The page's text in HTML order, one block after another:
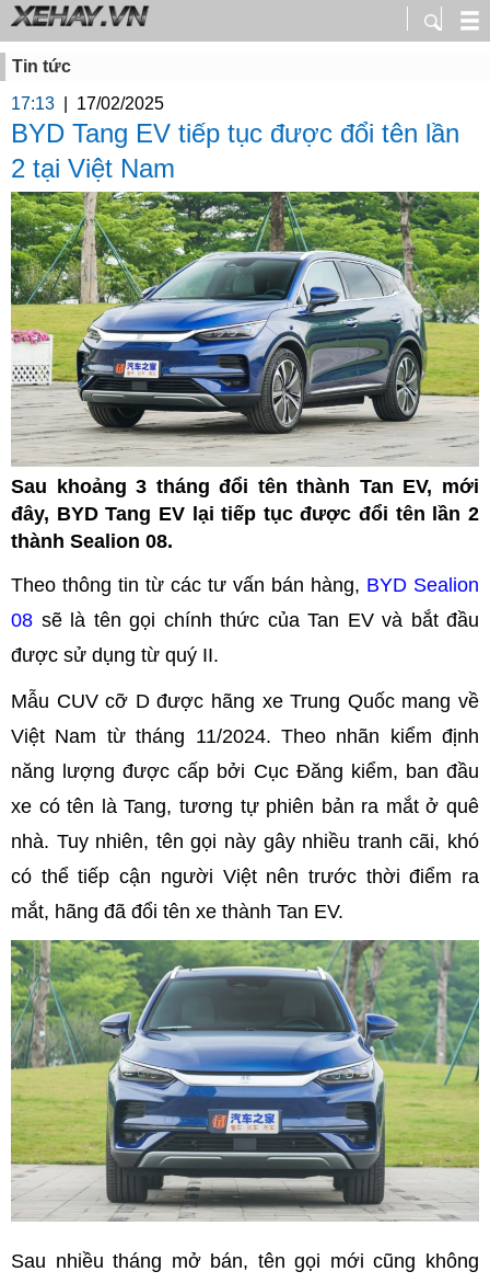
Tin tức
17:13
17/02/2025
BYD Tang EV tiếp tục được đổi tên lần
2 tại Việt Nam
Sau khoảng 3 tháng đổi tên thành Tan EV, mới
đây, BYD Tang EV lại tiếp tục được đổi tên lần 2
thành Sealion 08.
Theo thông tin từ các tư vấn bán hàng, BYD Sealion
08 sẽ là tên gọi chính thức của Tan EV và bắt đầu
được sử dụng từ quý II.
Mẫu CUV cỡ D được hãng xe Trung Quốc mang về
Việt Nam từ tháng 11/2024. Theo nhãn kiểm định
năng lượng được cấp bởi Cục Đăng kiểm, ban đầu
xe có tên là Tang, tương tự phiên bản ra mắt ở quê
nhà. Tuy nhiên, tên gọi này gây nhiều tranh cãi, khó
có thể tiếp cận người Việt nên trước thời điểm ra
mắt, hãng đã đổi tên xe thành Tan EV.
Sau nhiều tháng mở bán, tên gọi mới cũng không